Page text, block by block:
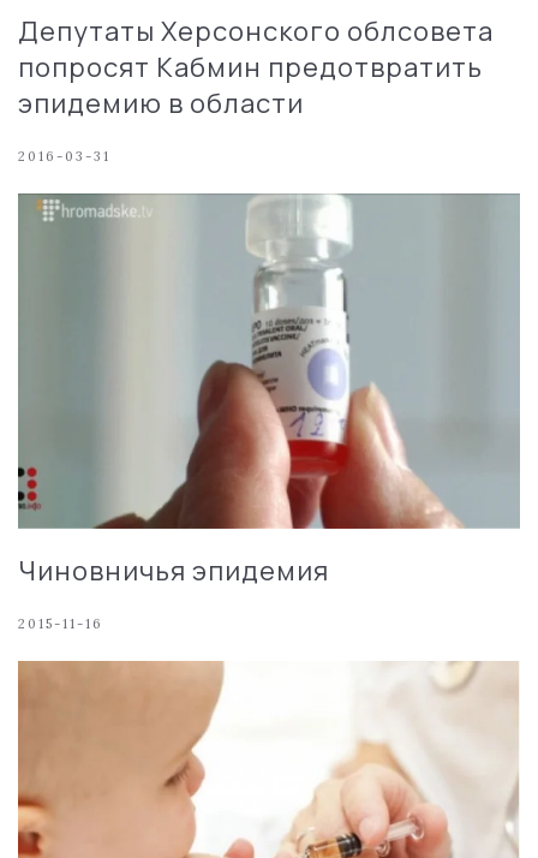
Депутаты Херсонского облсовета
попросят Кабмин предотвратить
эпидемию в области
2016-03-31
Чиновничья эпидемия
2015-11-16